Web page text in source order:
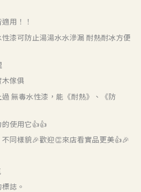
用！！
漆可防止湯湯水水滲漏 耐熱耐冰方便
傢俱
無毒水性漆，能《耐熱》、《防
使用它👍👍
同樣貌🎉歡迎👏來店看實品更美👍🎉
誌。